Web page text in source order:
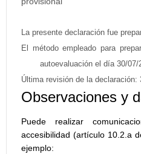
La presente declaración fue
El método empleado para
autoevaluación el día 30/07/
Última revisión de la declaración:
Observaciones y
Puede realizar
accesibilidad (artículo 10.2.a
ejemplo: